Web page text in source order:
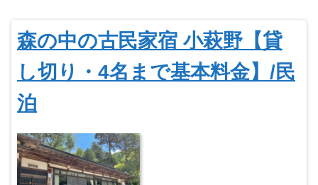
森の中の古民家宿 小萩野【貸
し切り・4名まで基本料金】/民
泊